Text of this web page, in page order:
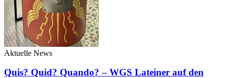
Aktuelle News
Quis? Quid? Quando? – WGS Lateiner auf den